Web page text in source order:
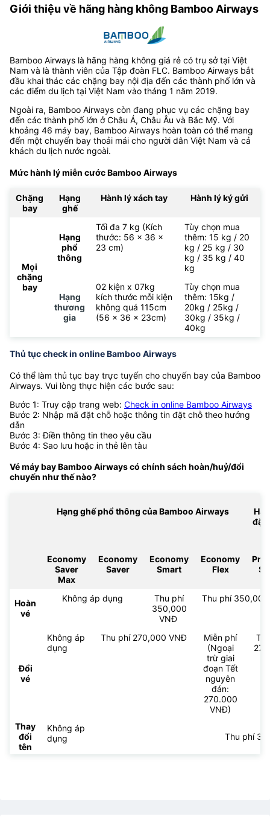
Giới thiệu về hãng hàng không Bamboo Airways
Bamboo Airways là hãng hàng không giá rẻ có trụ sở tại Việt
Nam và là thành viên của Tập đoàn FLC. Bamboo Airways bắt
đầu khai thác các chặng bay nội địa đến các thành phố lớn và
các điểm du lịch tại Việt Nam vào tháng 1 năm 2019.
Ngoài ra, Bamboo Airways còn đang phục vụ các chặng bay
đến các thành phố lớn ở Châu Á, Châu Âu và Bắc Mỹ. Với
khoảng 46 máy bay, Bamboo Airways hoàn toàn có thể mang
đến một chuyến bay thoải mái cho người dân Việt Nam và cả
khách du lịch nước ngoài.
Mức hành lý miễn cước Bamboo Airways
Chặng
bay
Hạng
ghế
Hành lý xách tay Hành lý ký gửi
Mọi
chặng
bay
Hạng
phổ
thông
Tối đa 7 kg (Kích
thước: 56 x 36 x
23 cm)
Tùy chọn mua
thêm: 15 kg / 20
kg / 25 kg / 30
kg / 35 kg / 40
kg
Hạng
thương
gia
02 kiện x 07kg
kích thước mỗi kiện
không quá 115cm
(56 x 36 x 23cm)
Tùy chọn mua
thêm: 15kg /
20kg / 25kg /
30kg / 35kg /
40kg
Thủ tục check in online Bamboo Airways
Có thể làm thủ tục bay trực tuyến cho chuyến bay của Bamboo
Airways. Vui lòng thực hiện các bước sau:
Bước 1: Truy cập trang web: Check in online Bamboo Airways
Bước 2: Nhập mã đặt chỗ hoặc thông tin đặt chỗ theo hướng
dẫn
Bước 3: Điền thông tin theo yêu cầu
Bước 4: Sao lưu hoặc in thẻ lên tàu
Vé máy bay Bamboo Airways có chính sách hoàn/huỷ/đổi
chuyến như thế nào?
Hạng ghế phổ thông của Bamboo Airways
đặc
Economy
Saver
Max
Economy
Saver
Economy
Smart
Economy
Flex
Hoàn
vé
Không áp dụng
Thu phí
350,000
VNĐ
Thu phí
Đổi
vé
Không áp
dụng
Thu phí 270,000 VNĐ
Miễn phí
(Ngoại
trừ giai
đoạn Tết
nguyên
đán:
270.000
VNĐ)
Thay
đổi
tên
Không áp
dụng
Thu phí